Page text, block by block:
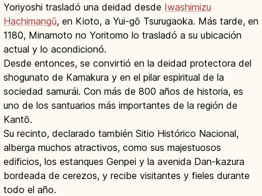
Yoriyoshi trasladó una deidad desde Iwashimizu
Hachimangū, en Kioto, a Yui-gō Tsurugaoka. Más tarde, en
1180, Minamoto no Yoritomo lo trasladó a su ubicación
actual y lo acondicionó.
Desde entonces, se convirtió en la deidad protectora del
shogunato de Kamakura y en el pilar espiritual de la
sociedad samurái. Con más de 800 años de historia, es
uno de los santuarios más importantes de la región de
Kantō.
Su recinto, declarado también Sitio Histórico Nacional,
alberga muchos atractivos, como sus majestuosos
edificios, los estanques Genpei y la avenida Dan-kazura
bordeada de cerezos, y recibe visitantes y fieles durante
todo el año.